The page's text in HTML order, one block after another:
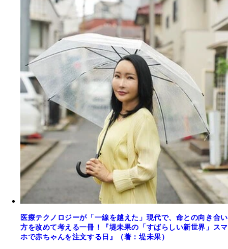
医療テクノロジーが「一線を越えた」現代で、命との向き合い
方を改めて考える一冊！『堤未果の「すばらしい新世界」スマ
ホで赤ちゃんを注文する日』（著：堤未果）